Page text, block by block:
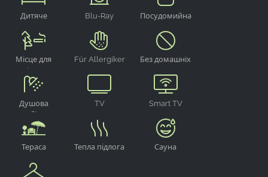
Дитяче
для
подорожей
Blu-Ray
Посудомийна
Місце для
паління на
вулиці
Für Allergiker
geeignet
Без домашніх
Душова
кабіна
TV Smart TV
Тераса Тепла підлога Сауна